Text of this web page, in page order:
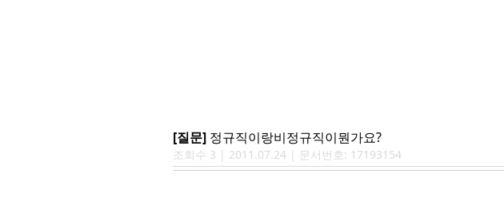
[질문] 정규직이랑비정규직이뭔가요?
조회수 3 | 2011.07.24 | 문서번호: 17193154